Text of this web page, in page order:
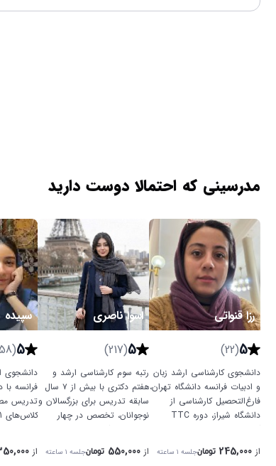
مدرسینی که احتمالا دوست دارید
رزا قنواتی
5
(22)
دانشجوی کارشناسی ارشد زبان
و ادبیات فرانسه دانشگاه تهران،
فارغ‌التحصیل کارشناسی از
دانشگاه شیراز، دوره TTC
تدریس چند ساله، روش
تدریس تعاملی، تقویت
از245,000 تومانجلسه ۱ ساعته
اسوا ناصری
5
(217)
رتبه سوم کارشناسی ارشد و
هفتم دکتری با بیش از ۷ سال
سابقه تدریس برای بزرگسالان و
نوجوانان، تخصص در چهار
متدهای مختلف ارائه می‌شود.
از550,000 تومانجلسه ۱ ساعته
سپیده
5
(58)
دانشجوی
فرانسه
تدریس
متناسب
ارائه
از350,000